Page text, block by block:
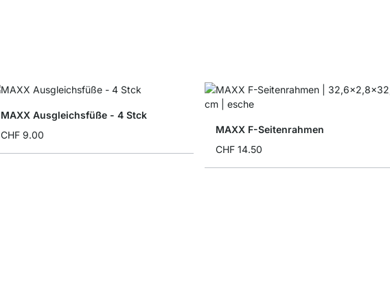
MAXX Ausgleichsfüße - 4 Stck
CHF 9.00
MAXX F-Seitenrahmen
CHF 14.50